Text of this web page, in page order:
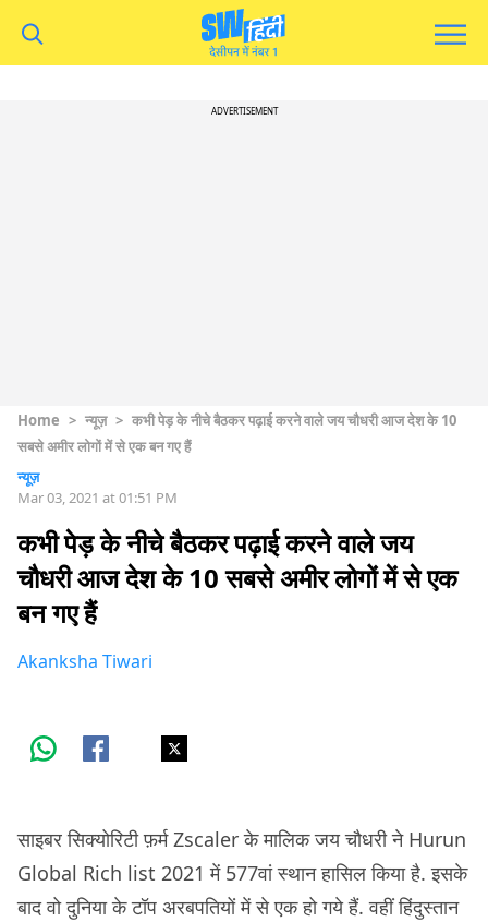
ADVERTISEMENT
Home > न्यूज़ > कभी पेड़ के नीचे बैठकर पढ़ाई करने वाले जय चौधरी आज देश के 10
सबसे अमीर लोगों में से एक बन गए हैं
न्यूज़
Mar 03, 2021 at 01:51 PM
कभी पेड़ के नीचे बैठकर पढ़ाई करने वाले जय
चौधरी आज देश के 10 सबसे अमीर लोगों में से एक
बन गए हैं
Akanksha Tiwari
साइबर सिक्योरिटी फ़र्म Zscaler के मालिक जय चौधरी ने Hurun
Global Rich list 2021 में 577वां स्थान हासिल किया है. इसके
बाद वो दुनिया के टॉप अरबपतियों में से एक हो गये हैं. वहीं हिंदुस्तान